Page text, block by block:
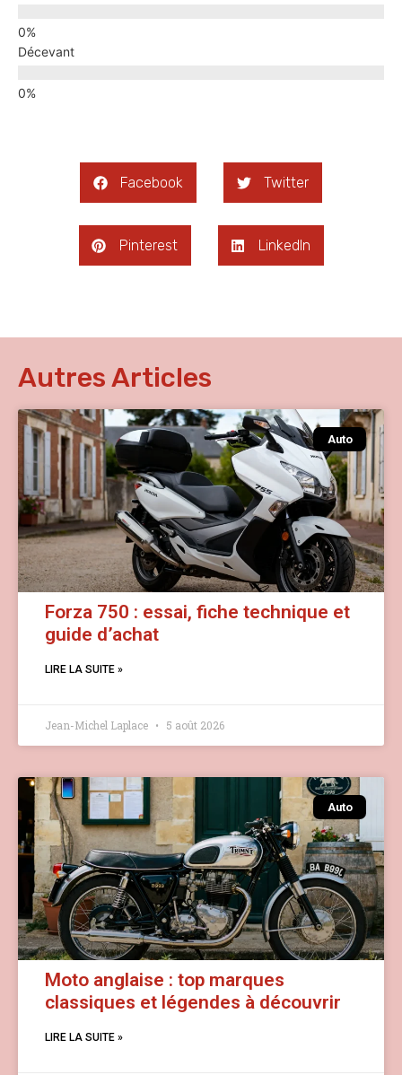
Décevant
Facebook Twitter
Pinterest LinkedIn
Autres Articles
Auto
Forza 750 : essai, fiche technique et
guide d’achat
LIRE LA SUITE »
Jean-Michel Laplace 5 août 2026
Auto
Moto anglaise : top marques
classiques et légendes à découvrir
LIRE LA SUITE »